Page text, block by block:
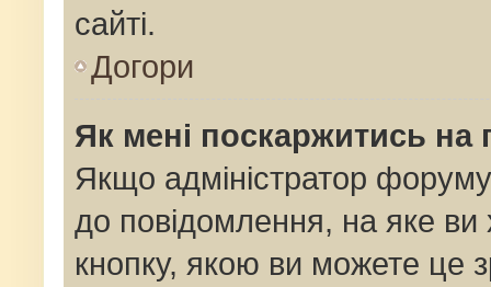
сайті.
Догори
Як мені поскаржитись
Якщо адміністратор
до повідомлення, на яке ви
кнопку, якою ви можете це